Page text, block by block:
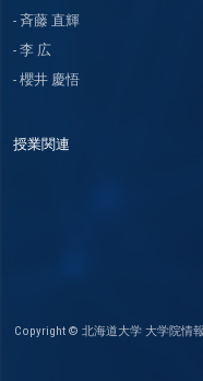
斉藤 直輝
李 広
櫻井 慶悟
授業関連
Copyright © 北海道大学 大学院情